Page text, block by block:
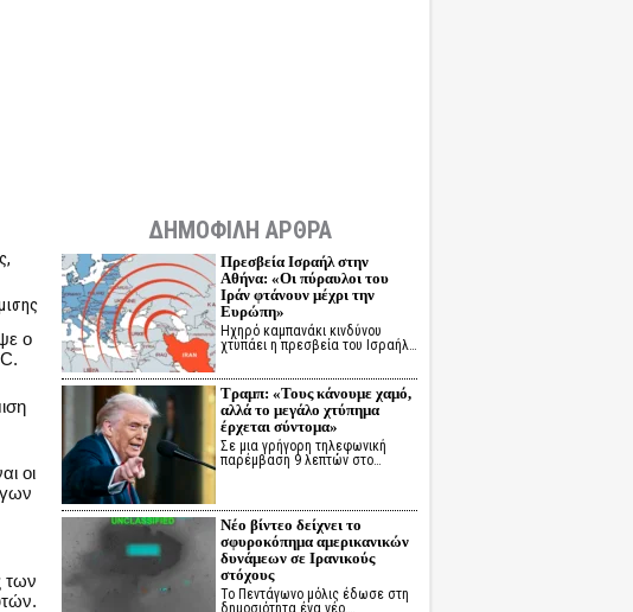
ο
οι
των
ΔΗΜΟΦΙΛΗ ΑΡΘΡΑ
Πρεσβεία Ισραήλ στην
Αθήνα: «Οι πύραυλοι του
Ιράν φτάνουν μέχρι την
Ευρώπη»
Ηχηρό καμπανάκι κινδύνου
χτυπάει η πρεσβεία του Ισραήλ…
Τραμπ: «Τους κάνουμε χαμό,
αλλά το μεγάλο χτύπημα
έρχεται σύντομα»
Σε μια γρήγορη τηλεφωνική
παρέμβαση 9 λεπτών στο…
Νέο βίντεο δείχνει το
σφυροκόπημα αμερικανικών
δυνάμεων σε Ιρανικούς
στόχους
Το Πεντάγωνο μόλις έδωσε στη
δημοσιότητα ένα νέο,…